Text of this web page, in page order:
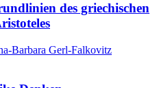
des griechischen
Barbara Gerl-Falkovitz